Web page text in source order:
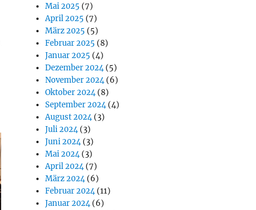
Mai 2025 (7)
April 2025 (7)
März 2025 (5)
Februar 2025 (8)
Januar 2025 (4)
Dezember 2024(5)
November 2024(6)
Oktober 2024(8)
September 2024(4)
August 2024(3)
Juli 2024(3)
Juni 2024(3)
Mai 2024(3)
April 2024(7)
März 2024(6)
Februar 2024(11)
Januar 2024(6)